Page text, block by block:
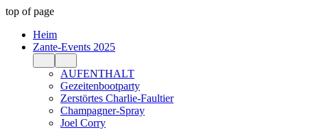
top of page
Heim
Zante-Events 2025
AUFENTHALT
Gezeitenbootparty
Zerstörtes Charlie-Faultier
Champagner-Spray
Joel Corry